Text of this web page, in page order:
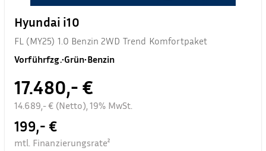
Hyundai i10
FL (MY25) 1.0 Benzin 2WD Trend Komfortpaket
Vorführfzg.•Grün•Benzin
17.480,- €
14.689,- € (Netto), 19% MwSt.
199,- €
mtl. Finanzierungsrate²